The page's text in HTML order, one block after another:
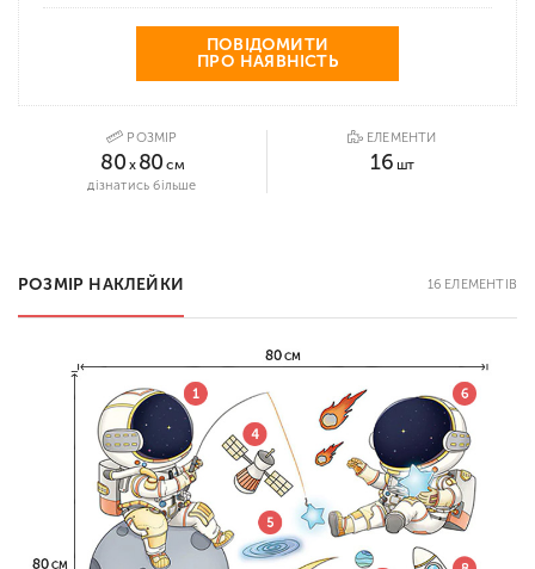
ПОВІДОМИТИ
ПРО НАЯВНІСТЬ
РОЗМІР
80 x 80 см
дізнатись більше
ЕЛЕМЕНТИ
16 шт
РОЗМІР НАКЛЕЙКИ 16 ЕЛЕМЕНТІВ